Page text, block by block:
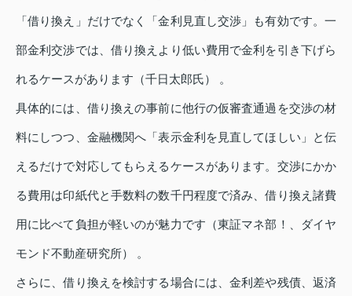
「借り換え」だけでなく「金利見直し交渉」も有効です。一
部金利交渉では、借り換えより低い費用で金利を引き下げら
れるケースがあります（千日太郎氏） 。
具体的には、借り換えの事前に他行の仮審査通過を交渉の材
料にしつつ、金融機関へ「表示金利を見直してほしい」と伝
えるだけで対応してもらえるケースがあります。交渉にかか
る費用は印紙代と手数料の数千円程度で済み、借り換え諸費
用に比べて負担が軽いのが魅力です（東証マネ部！、ダイヤ
モンド不動産研究所） 。
さらに、借り換えを検討する場合には、金利差や残債、返済